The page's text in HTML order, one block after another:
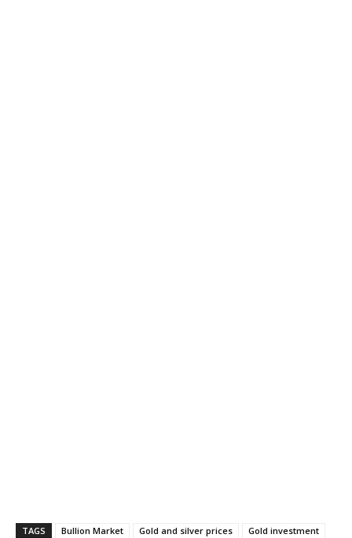
TAGS Bullion Market Gold and silver prices
Gold investment